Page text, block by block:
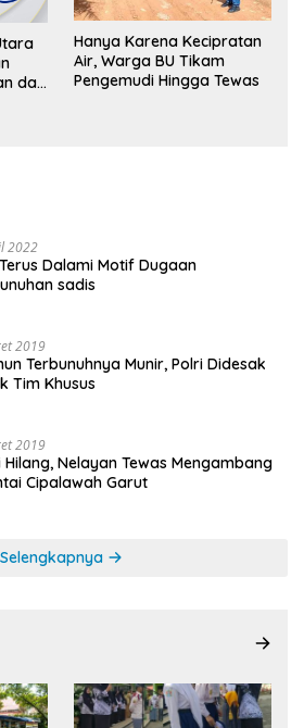
dan
Hanya Karena Kecipratan
Air, Warga BU Tikam
Pengemudi Hingga Tewas
2022
Dalami Motif Dugaan
sadis
2019
Terbunuhnya Munir, Polri Didesak
Tim Khusus
2019
Hilang, Nelayan Tewas Mengambang
Cipalawah Garut
Selengkapnya